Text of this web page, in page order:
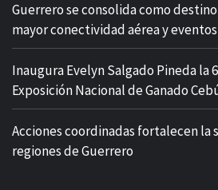
Guerrero se consolida como
mayor conectividad aérea y
Inaugura Evelyn Salgado Pineda la
Exposición Nacional de Ganado
Acciones coordinadas fortalecen la
regiones de Guerrero